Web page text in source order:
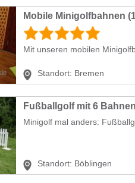
Mobile Minigolfbahnen
Mit unseren mobilen
Standort: Bremen
Fußballgolf mit 6
Minigolf mal anders:
Standort: Böblingen